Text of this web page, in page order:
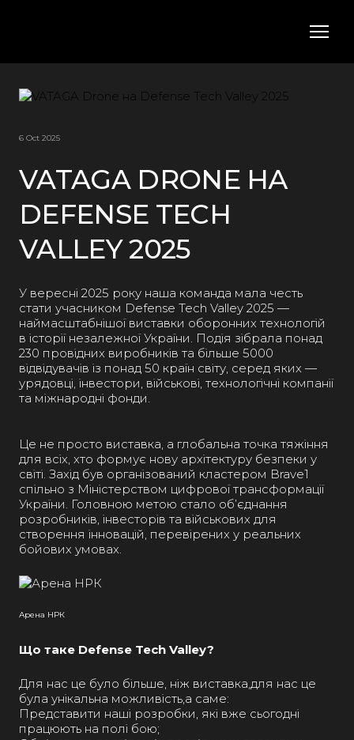
6 Oct 2025
VATAGA DRONE НА
DEFENSE TECH
VALLEY 2025
У вересні 2025 року наша команда мала честь
стати учасником Defense Tech Valley 2025 —
наймасштабнішої виставки оборонних технологій
в історії незалежної України. Подія зібрала понад
230 провідних виробників та більше 5000
відвідувачів із понад 50 країн світу, серед яких —
урядовці, інвестори, військові, технологічні компанії
та міжнародні фонди.
Це не просто виставка, а глобальна точка тяжіння
для всіх, хто формує нову архітектуру безпеки у
світі. Захід був організований кластером Brave1
спільно з Міністерством цифрової трансформації
України. Головною метою стало об’єднання
розробників, інвесторів та військових для
створення інновацій, перевірених у реальних
бойових умовах.
Арена НРК
Що таке Defense Tech Valley?
Для нас це було більше, ніж виставка,для нас це
була унікальна можливість,а саме:
Представити наші розробки, які вже сьогодні
працюють на полі бою;